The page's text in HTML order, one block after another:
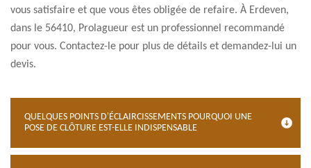
vous satisfaire et que vous êtes obligée de refaire. À Erdeven,
dans le 56410, Prolagueur est un professionnel recommandé
pour vous. Contactez-le pour plus de détails et demandez-lui un
devis.
QUELQUES POINTS D'ÉCLAIRCISSEMENTS POURQUOI UNE
POSE DE CLÔTURE EST-ELLE INDISPENSABLE